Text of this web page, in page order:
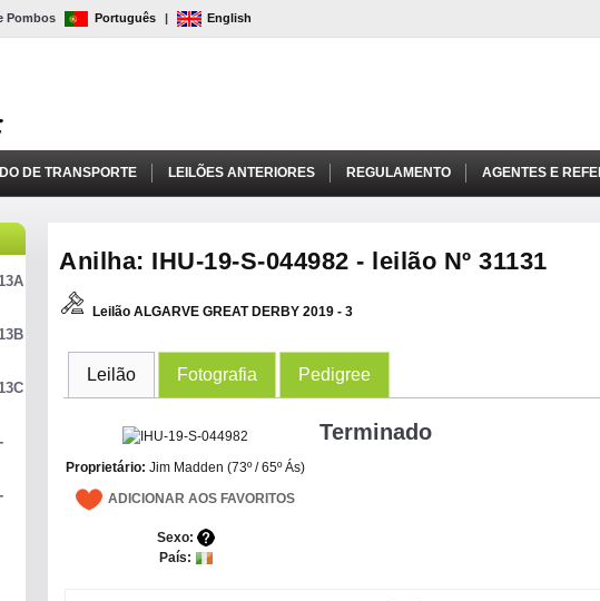
Pombos Português | English
DE TRANSPORTE LEILÕES ANTERIORES REGULAMENTO AGENTES E
Anilha: IHU-19-S-044982 - leilão Nº 31131
Leilão ALGARVE GREAT DERBY 2019 - 3
Leilão Fotografia Pedigree
Proprietário:Jim Madden (73º / 65º Ás)
ADICIONAR AOS FAVORITOS
Sexo:
País:
Terminado